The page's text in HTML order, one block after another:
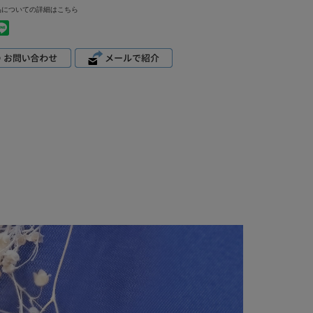
についての詳細はこちら